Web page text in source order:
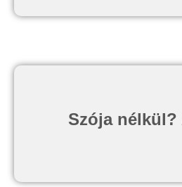
Szója nélkül?